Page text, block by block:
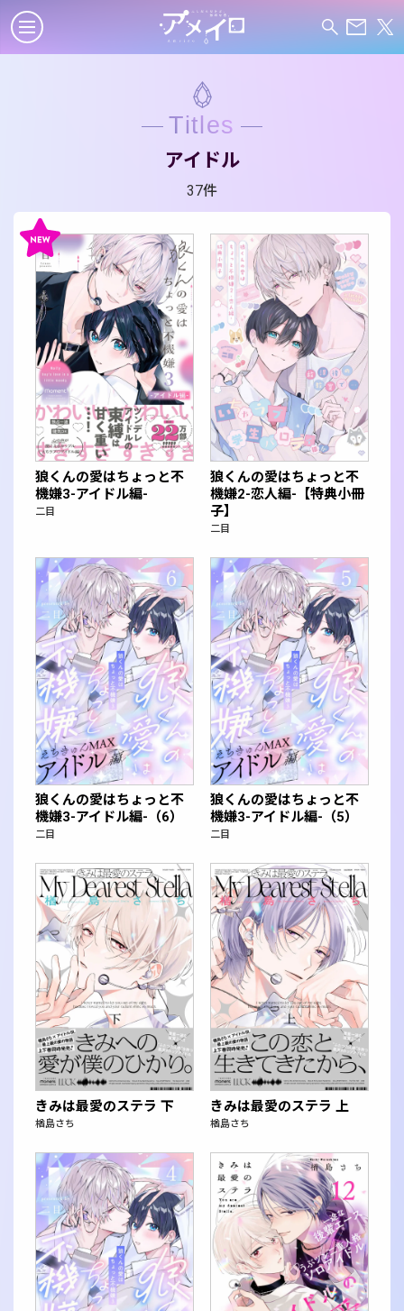
Titles
アイドル
37件
狼くんの愛はちょっと不
機嫌3-アイドル編-
二目
狼くんの愛はちょっと不
機嫌2-恋人編-【特典小冊
子】
二目
狼くんの愛はちょっと不
機嫌3-アイドル編-（6）
二目
狼くんの愛はちょっと不
機嫌3-アイドル編-（5）
二目
きみは最愛のステラ 下
楢島さち
きみは最愛のステラ 上
楢島さち